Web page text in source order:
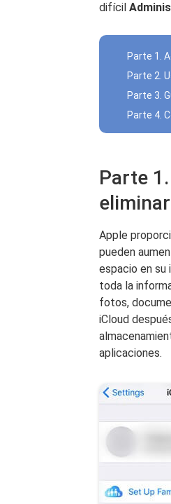
difícil
Parte 1.
Parte 2.
Parte 3.
Parte 4.
Parte
Apple
pueden
espacio en su
toda la
fotos,
iCloud
aplicaciones.